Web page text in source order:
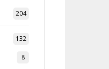
204
132
8